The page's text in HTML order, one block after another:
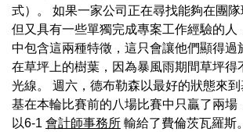
式）。 如果一家公司正在尋找能夠在團
但又具有一些單獨完成專案工作經驗的人
中包含這兩種特徵，這只會讓他們顯得過
在草坪上的樹葉，因為暴風雨期間草坪得
光線。 週六，德布勒森以最好的狀態來
基在本輪比賽前的八場比賽中只贏了兩場
以6-1 會計師事務所 輸給了費倫茨瓦羅斯